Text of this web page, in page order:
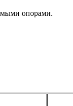
опорами.